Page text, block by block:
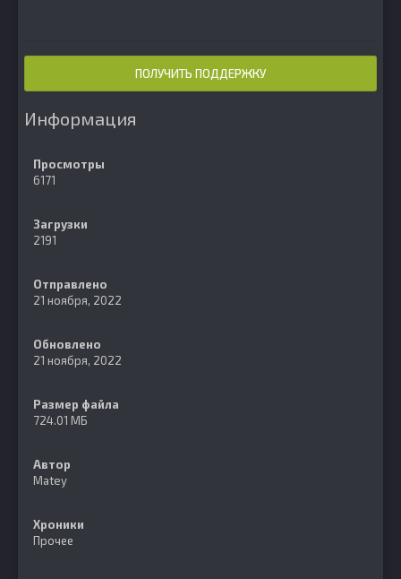
ПОЛУЧИТЬ ПОДДЕРЖКУ
Информация
Просмотры
6171
Загрузки
2191
Отправлено
21 ноября, 2022
Обновлено
21 ноября, 2022
Размер файла
724.01 МБ
Автор
Matey
Хроники
Прочее